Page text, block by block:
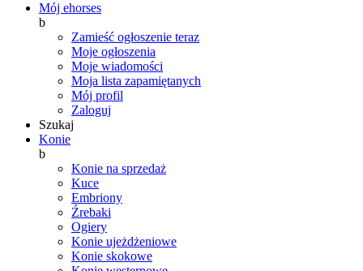
Mój ehorses
b
Zamieść ogłoszenie teraz
Moje ogłoszenia
Moje wiadomości
Moja lista zapamiętanych
Mój profil
Zaloguj
Szukaj
Konie
b
Konie na sprzedaż
Kuce
Embriony
Źrebaki
Ogiery
Konie ujeżdżeniowe
Konie skokowe